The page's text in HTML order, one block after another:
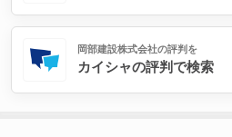
岡部建設株式会社の評判を
カイシャの評判で検索